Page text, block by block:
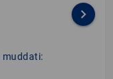
keyboard_arrow_right
muddati: